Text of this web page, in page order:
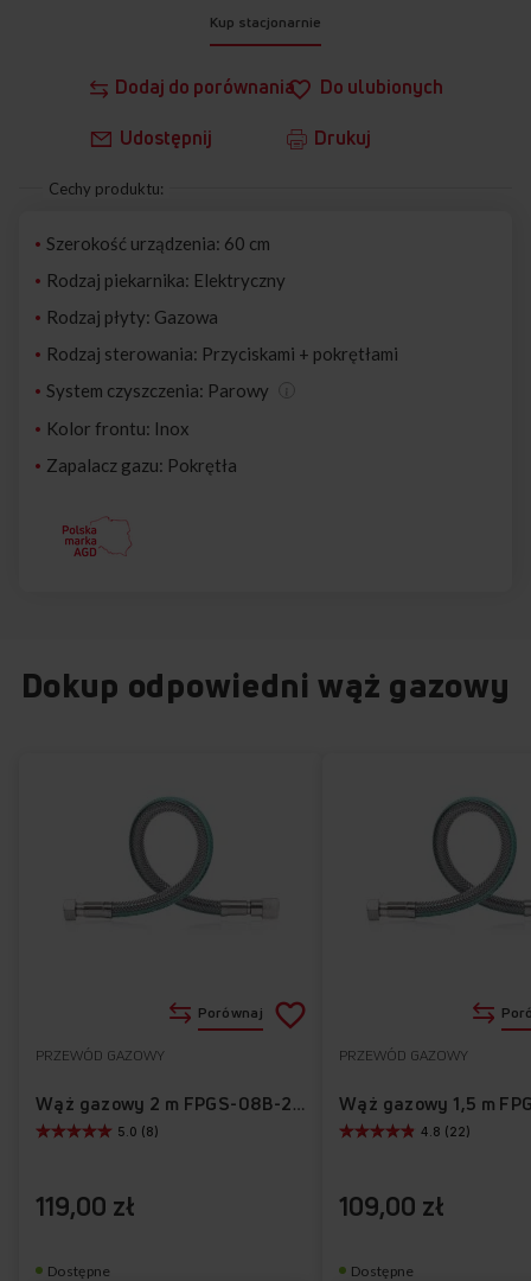
Dodaj do porównania Do ulubionych
Udostępnij Drukuj
Kup stacjonarnie
Cechy produktu:
Szerokość urządzenia: 60 cm
Rodzaj piekarnika: Elektryczny
Rodzaj płyty: Gazowa
Rodzaj sterowania: Przyciskami + pokrętłami
System czyszczenia: Parowy
Kolor frontu: Inox
Zapalacz gazu: Pokrętła
Dokup odpowiedni wąż gazowy
Dostępne
PRZEWÓD GAZOWY
Wąż gazowy 2 m FPGS-08B-200
5.0 (8)
119,00 zł
Porównaj Dodaj
listyulubionych
Dostępne
PRZEWÓD GAZOWY
4.8 (22)
109,00 zł